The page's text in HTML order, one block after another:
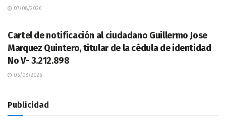
07/08/2026
Cartel de notificación al ciudadano Guillermo Jose
Marquez Quintero, titular de la cédula de identidad
No V- 3.212.898
06/08/2026
Publicidad